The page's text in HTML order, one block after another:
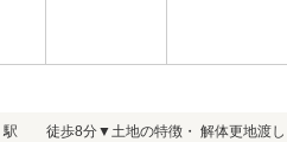
駅 徒歩8分▼土地の特徴・ 解体更地渡し